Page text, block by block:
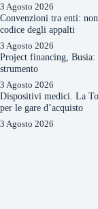
3 Agosto 2026
Convenzioni tra enti:
codice degli appalti
3 Agosto 2026
Project financing, Busia:
strumento
3 Agosto 2026
Dispositivi medici. La
per le gare d’acquisto
3 Agosto 2026